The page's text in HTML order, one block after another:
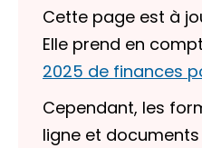
Cette page est à
Elle prend en
2025 de finances
Cependant, les
ligne et